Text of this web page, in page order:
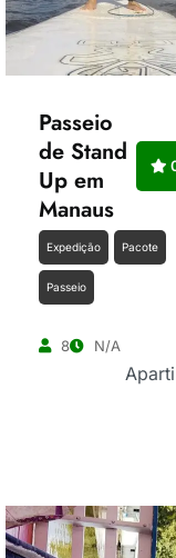
Passeio
de Stand
Up em
Manaus
Expedição Pacote
Passeio
8 N/A